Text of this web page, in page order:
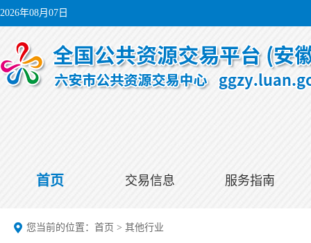
2026年08月07日
首页 交易信息 服务指南
您当前的位置： 首页 > 其他行业